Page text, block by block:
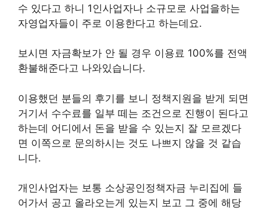
수 있다고 하니 1인사업자나 소규모로 사업을하는
자영업자들이 주로 이용한다고 하는데요.
보시면 자금확보가 안 될 경우 이용료 100%를 전액
환불해준다고 나와있습니다.
이용했던 분들의 후기를 보니 정책지원을 받게 되면
거기서 수수료를 일부 떼는 조건으로 진행이 된다고
하는데 어디에서 돈을 받을 수 있는지 잘 모르겠다
면 이쪽으로 문의하시는 것도 나쁘지 않을 것 같습
니다.
개인사업자는 보통 소상공인정책자금 누리집에 들
어가서 공고 올라오는게 있는지 보고 그 중에 해당